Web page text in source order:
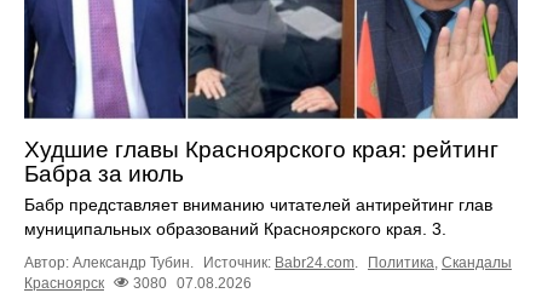
Худшие главы Красноярского края: рейтинг
Бабра за июль
Бабр представляет вниманию читателей антирейтинг глав
муниципальных образований Красноярского края. 3.
Автор: Александр Тубин. Источник: Babr24.com Политика Скандалы
Красноярск
3080 07.08.2026